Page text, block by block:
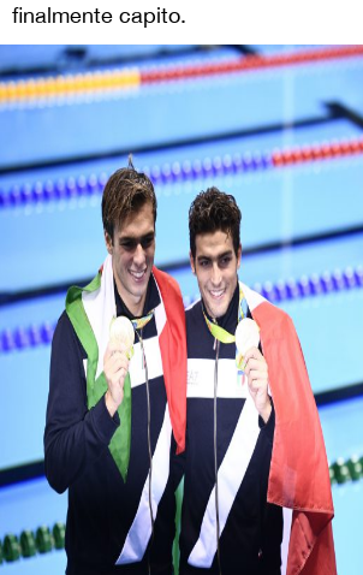
finalmente capito.